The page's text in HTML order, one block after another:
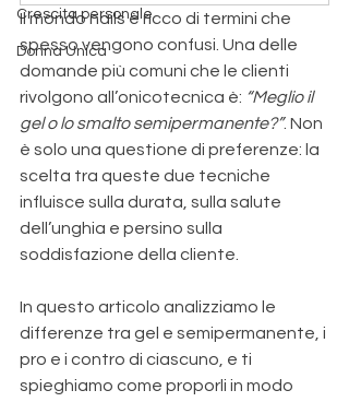
Crescita personale
Donna Unica
Il mondo nails è ricco di termini che
spesso vengono confusi. Una delle
domande più comuni che le clienti
rivolgono all’onicotecnica è: “Meglio il
gel o lo smalto semipermanente?”. Non
è solo una questione di preferenze: la
scelta tra queste due tecniche
influisce sulla durata, sulla salute
dell’unghia e persino sulla
soddisfazione della cliente.
In questo articolo analizziamo le
differenze tra gel e semipermanente, i
pro e i contro di ciascuno, e ti
spieghiamo come proporli in modo